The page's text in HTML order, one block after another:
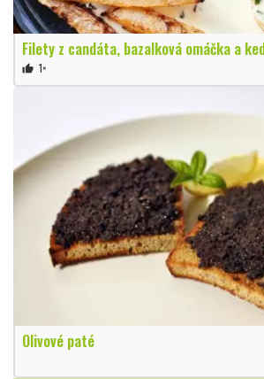
Filety z candáta, bazalková omáčka a
thumb_up 1×
Olivové paté